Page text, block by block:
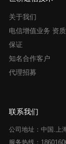
关于我们
电信增值业务 资质
保证
知名合作客户
代理招募
联系我们
公司地址：中国.上
服务热线：